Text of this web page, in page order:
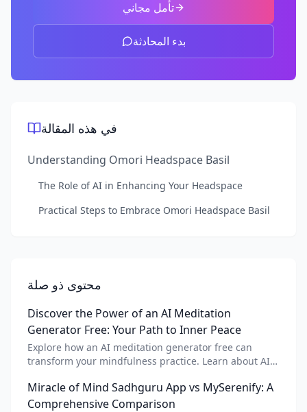
تأمل مجاني
بدء المحادثة
في هذه المقالة
Understanding Omori Headspace Basil
The Role of AI in Enhancing Your Headspace
Practical Steps to Embrace Omori Headspace Basil
محتوى ذو صلة
Discover the Power of an AI Meditation
Generator Free: Your Path to Inner Peace
Explore how an AI meditation generator free can
transform your mindfulness practice. Learn about AI
meditation for personalized calm.
Miracle of Mind Sadhguru App vs MySerenify: A
Comprehensive Comparison